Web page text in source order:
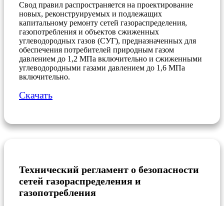
Cвод правил распространяется на проектирование
новых, реконструируемых и подлежащих
капитальному ремонту сетей газораспределения,
газопотребления и объектов сжиженных
углеводородных газов (СУГ), предназначенных для
обеспечения потребителей природным газом
давлением до 1,2 МПа включительно и сжиженными
углеводородными газами давлением до 1,6 МПа
включительно.
Скачать
Технический регламент о безопасности
сетей газораспределения и
газопотребления